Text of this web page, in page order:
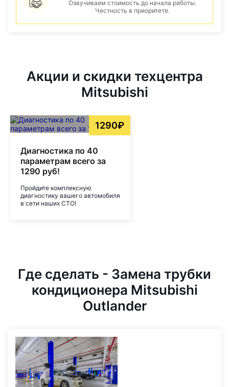
Озвучиваем стоимость до начала работы.
Честность в приоритете.
Акции и скидки техцентра
Mitsubishi
1290₽
Диагностика по 40
параметрам всего за
1290 руб!
Пройдите комплексную
диагностику вашего автомобиля
в сети наших СТО!
Где сделать - Замена трубки
кондиционера Mitsubishi
Outlander